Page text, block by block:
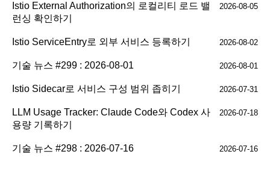
Istio External Authorization의 로컬리티 로드 밸
런싱 확인하기
2026-08-05
Istio ServiceEntry로 외부 서비스 등록하기 2026-08-02
기술 뉴스 #299 : 2026-08-01 2026-08-01
Istio Sidecar로 서비스 구성 범위 좁히기 2026-07-31
LLM Usage Tracker: Claude Code와 Codex 사
용량 기록하기
2026-07-18
기술 뉴스 #298 : 2026-07-16 2026-07-16